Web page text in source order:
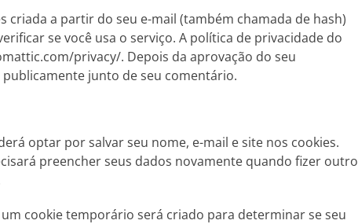
criada a partir do seu e-mail (também chamada de hash)
se você usa o serviço. A política de privacidade do
privacy/. Depois da aprovação do seu
junto de seu comentário.
optar por salvar seu nome, e-mail e site nos cookies.
preencher seus dados novamente quando fizer outro
cookie temporário será criado para determinar se seu